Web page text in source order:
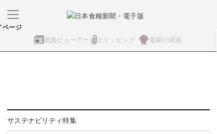
紙面ビューアー クリッピング 最新の紙面
ページ
サステナビリティ特集